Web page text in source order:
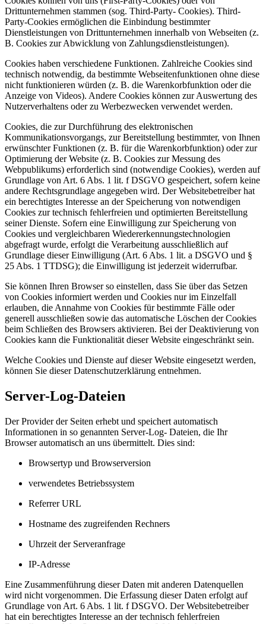
Drittunternehmen stammen (sog. Third-Party- Cookies). Third-
Party-Cookies ermöglichen die Einbindung bestimmter
Dienstleistungen von Drittunternehmen innerhalb von Webseiten (z.
B. Cookies zur Abwicklung von Zahlungsdienstleistungen).
Cookies haben verschiedene Funktionen. Zahlreiche Cookies sind
technisch notwendig, da bestimmte Webseitenfunktionen ohne diese
nicht funktionieren würden (z. B. die Warenkorbfunktion oder die
Anzeige von Videos). Andere Cookies können zur Auswertung des
Nutzerverhaltens oder zu Werbezwecken verwendet werden.
Cookies, die zur Durchführung des elektronischen
Kommunikationsvorgangs, zur Bereitstellung bestimmter, von Ihnen
erwünschter Funktionen (z. B. für die Warenkorbfunktion) oder zur
Optimierung der Website (z. B. Cookies zur Messung des
Webpublikums) erforderlich sind (notwendige Cookies), werden auf
Grundlage von Art. 6 Abs. 1 lit. f DSGVO gespeichert, sofern keine
andere Rechtsgrundlage angegeben wird. Der Websitebetreiber hat
ein berechtigtes Interesse an der Speicherung von notwendigen
Cookies zur technisch fehlerfreien und optimierten Bereitstellung
seiner Dienste. Sofern eine Einwilligung zur Speicherung von
Cookies und vergleichbaren Wiedererkennungstechnologien
abgefragt wurde, erfolgt die Verarbeitung ausschließlich auf
Grundlage dieser Einwilligung (Art. 6 Abs. 1 lit. a DSGVO und §
25 Abs. 1 TTDSG); die Einwilligung ist jederzeit widerrufbar.
Sie können Ihren Browser so einstellen, dass Sie über das Setzen
von Cookies informiert werden und Cookies nur im Einzelfall
erlauben, die Annahme von Cookies für bestimmte Fälle oder
generell ausschließen sowie das automatische Löschen der Cookies
beim Schließen des Browsers aktivieren. Bei der Deaktivierung von
Cookies kann die Funktionalität dieser Website eingeschränkt sein.
Welche Cookies und Dienste auf dieser Website eingesetzt werden,
können Sie dieser Datenschutzerklärung entnehmen.
Server-Log-Dateien
Der Provider der Seiten erhebt und speichert automatisch
Informationen in so genannten Server-Log- Dateien, die Ihr
Browser automatisch an uns übermittelt. Dies sind:
Browsertyp und Browserversion
verwendetes Betriebssystem
Referrer URL
Hostname des zugreifenden Rechners
Uhrzeit der Serveranfrage
IP-Adresse
Eine Zusammenführung dieser Daten mit anderen Datenquellen
wird nicht vorgenommen. Die Erfassung dieser Daten erfolgt auf
Grundlage von Art. 6 Abs. 1 lit. f DSGVO. Der Websitebetreiber
hat ein berechtigtes Interesse an der technisch fehlerfreien